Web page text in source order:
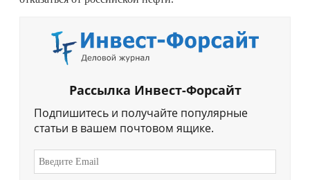
Рассылка Инвест-Форсайт
Подпишитесь и получайте популярные
статьи в вашем почтовом ящике.